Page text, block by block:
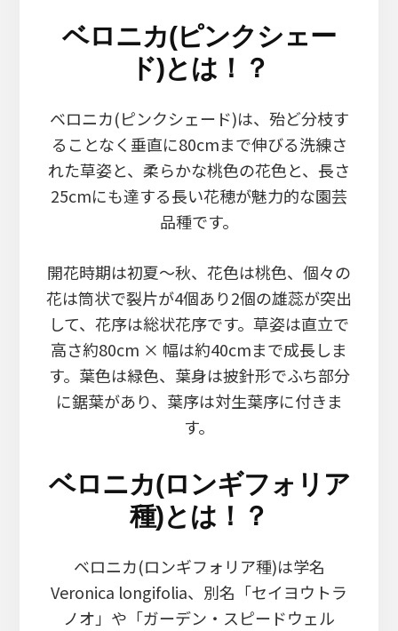
ベロニカ(ピンクシェー
ド)とは！？
ベロニカ(ピンクシェード)は、殆ど分枝す
ることなく垂直に80cmまで伸びる洗練さ
れた草姿と、柔らかな桃色の花色と、長さ
25cmにも達する長い花穂が魅力的な園芸
品種です。
開花時期は初夏～秋、花色は桃色、個々の
花は筒状で裂片が4個あり2個の雄蕊が突出
して、花序は総状花序です。草姿は直立で
高さ約80cm × 幅は約40cmまで成長しま
す。葉色は緑色、葉身は披針形でふち部分
に鋸葉があり、葉序は対生葉序に付きま
す。
ベロニカ(ロンギフォリア
種)とは！？
ベロニカ(ロンギフォリア種)は学名
Veronica longifolia、別名「セイヨウトラ
ノオ」や「ガーデン・スピードウェル